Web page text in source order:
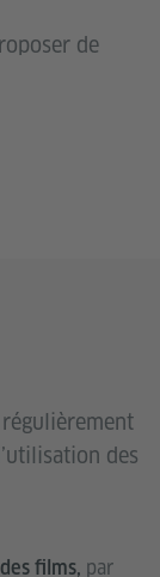
de
des
films, par